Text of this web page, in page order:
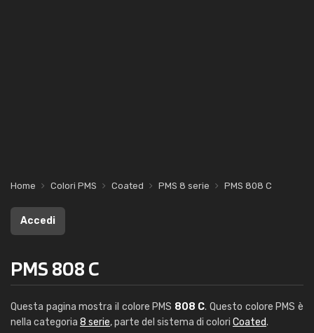
Home Colori PMS Coated PMS 8 serie PMS 808 C
Accedi
PMS 808 C
Questa pagina mostra il colore PMS 808 C. Questo colore PMS è
nella categoria 8 serie, parte del sistema di colori Coated.